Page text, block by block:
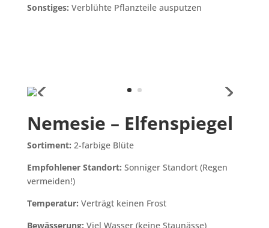
Sonstiges: Verblühte Pflanzteile ausputzen
Nemesie – Elfenspiegel
Sortiment: 2-farbige Blüte
Empfohlener Standort: Sonniger Standort (Regen
vermeiden!)
Temperatur: Verträgt keinen Frost
Bewässerung: Viel Wasser (keine Staunässe)